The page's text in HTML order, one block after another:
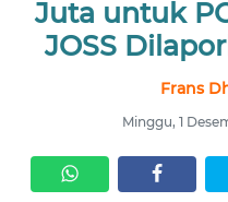
Juta untuk
JOSS
Frans
Minggu, 1
NUSANTARA
SERBA-
SERBI